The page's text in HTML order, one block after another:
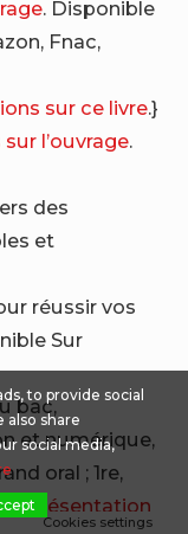
. Disponible
Fnac,
sur ce livre.}
sur l’ouvrage.
des
et
réussir vos
Sur
bac,
et numérique,
oral ; 1re,
Présentation
to provide social
also share
social media,
Cookies settings